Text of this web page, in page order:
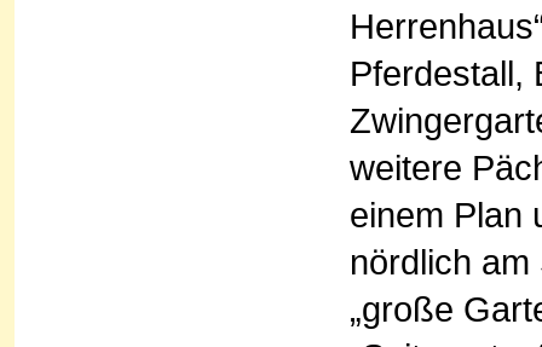
Pferdestall,
weitere
einem Plan
nördlich
„große